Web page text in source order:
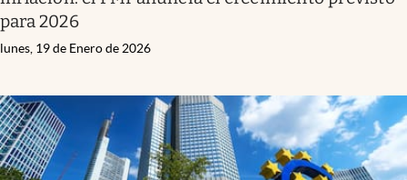
para 2026
lunes, 19 de Enero de 2026